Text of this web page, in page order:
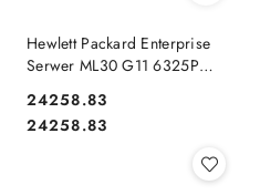
Hewlett Packard Enterprise
Serwer ML30 G11 6325P
Cena:
24258.83
Cena:
24258.83